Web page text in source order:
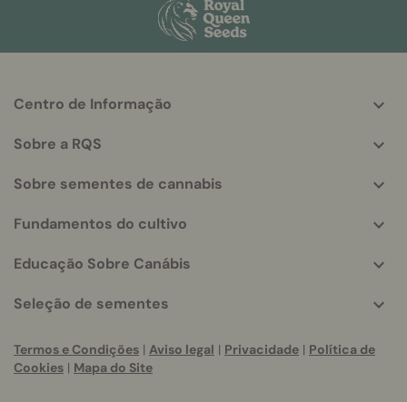
info
Centro de Informação
Sobre a RQS
Sobre sementes de cannabis
Fundamentos do cultivo
Educação Sobre Canábis
Seleção de sementes
Termos e Condições | Aviso legal | Privacidade | Política de
Cookies | Mapa do Site